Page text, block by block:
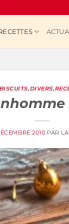
BISCUITS,DIVERS,
2010 PAR